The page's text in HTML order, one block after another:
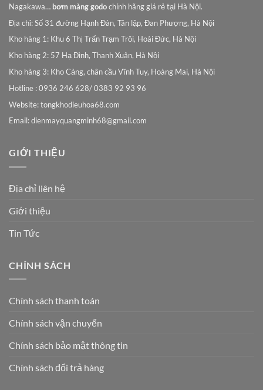
Nagakawa… bơm màng godochính hãng giá rẻ tại Hà Nội.
Địa chỉ: Số 31 đường Hạnh Đàn, Tân lập, Đan Phượng, Hà Nội
Kho hàng 1: Khu 6 Thị Trấn Trạm Trôi, Hoài Đức, Hà Nội
Kho hàng 2: 57 Hạ Đình, Thanh Xuân, Hà Nội
Kho hàng 3: Kho Cảng, chân cầu Vĩnh Tuy, Hoàng Mai, Hà Nội
Hotline : 0936 246 628/ 0383 92 93 96
Website: tongkhodieuhoa68.com
Email:dienmayquangminh68@gmail.com
GIỚI THIỆU
Địa chỉ liên hệ
Giới thiệu
Tin Tức
CHÍNH SÁCH
Chính sách thanh toán
Chính sách vận chuyển
Chính sách bảo mật thông tin
Chính sách đổi trả hàng